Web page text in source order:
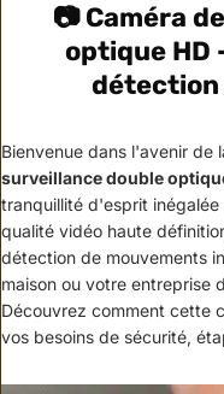
📷 Caméra
optique HD
détection
Bienvenue dans l'avenir de
surveillance double
tranquillité d'esprit inégalée
qualité vidéo haute
détection de mouvements
maison ou votre entreprise
Découvrez comment cette
vos besoins de sécurité,